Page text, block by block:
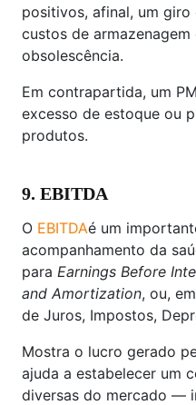
positivos, afinal, um
custos de
obsolescência.
Em contrapartida, um
excesso de estoque ou
produtos.
9. EBITDA
O EBITDAé um
acompanhamento da
para Earnings Before
and Amortization, ou,
de Juros, Impostos,
Mostra o lucro gerado
ajuda a estabelecer um
diversas do mercado —